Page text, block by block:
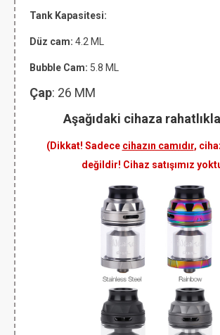
Tank Kapasitesi:
Düz cam: 4.2 ML
Bubble Cam: 5.8 ML
Çap: 26 MM
Aşağıdaki cihaza
(Dikkat! Sadece cihazın camıdır,
değildir! Cihaz satışımız